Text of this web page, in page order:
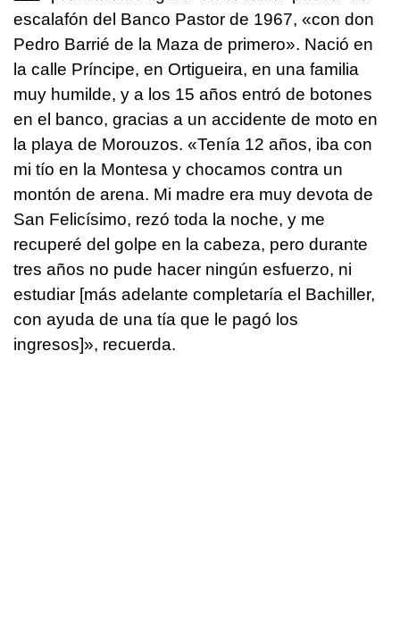
escalafón del Banco Pastor de 1967, «con don
Pedro Barrié de la Maza de primero». Nació en
la calle Príncipe, en Ortigueira, en una familia
muy humilde, y a los 15 años entró de botones
en el banco, gracias a un accidente de moto en
la playa de Morouzos. «Tenía 12 años, iba con
mi tío en la Montesa y chocamos contra un
montón de arena. Mi madre era muy devota de
San Felicísimo, rezó toda la noche, y me
recuperé del golpe en la cabeza, pero durante
tres años no pude hacer ningún esfuerzo, ni
estudiar [más adelante completaría el Bachiller,
con ayuda de una tía que le pagó los
ingresos]», recuerda.